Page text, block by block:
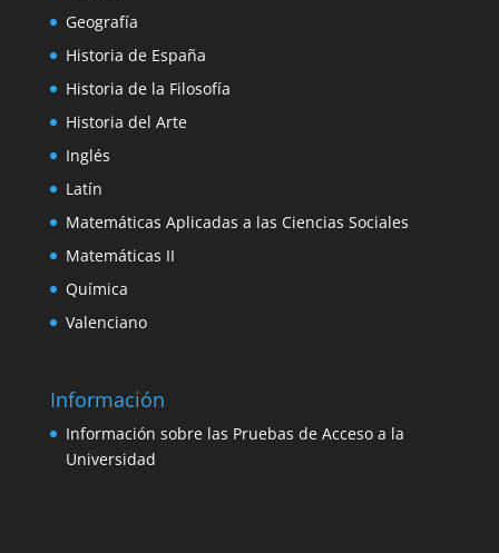
Geografía
Historia de España
Historia de la Filosofía
Historia del Arte
Inglés
Latín
Matemáticas Aplicadas a las Ciencias Sociales
Matemáticas II
Química
Valenciano
Información
Información sobre las Pruebas de Acceso a la
Universidad